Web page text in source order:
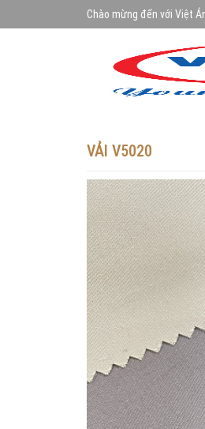
Chào mừng đến với Việt
VẢI V5020